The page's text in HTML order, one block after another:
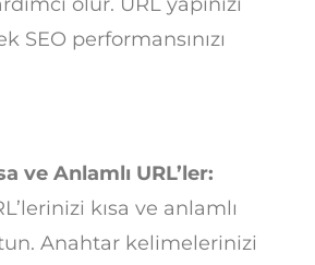
SEO performansınızı
ve Anlamlı URL’ler:
kısa ve anlamlı
Anahtar kelimelerinizi